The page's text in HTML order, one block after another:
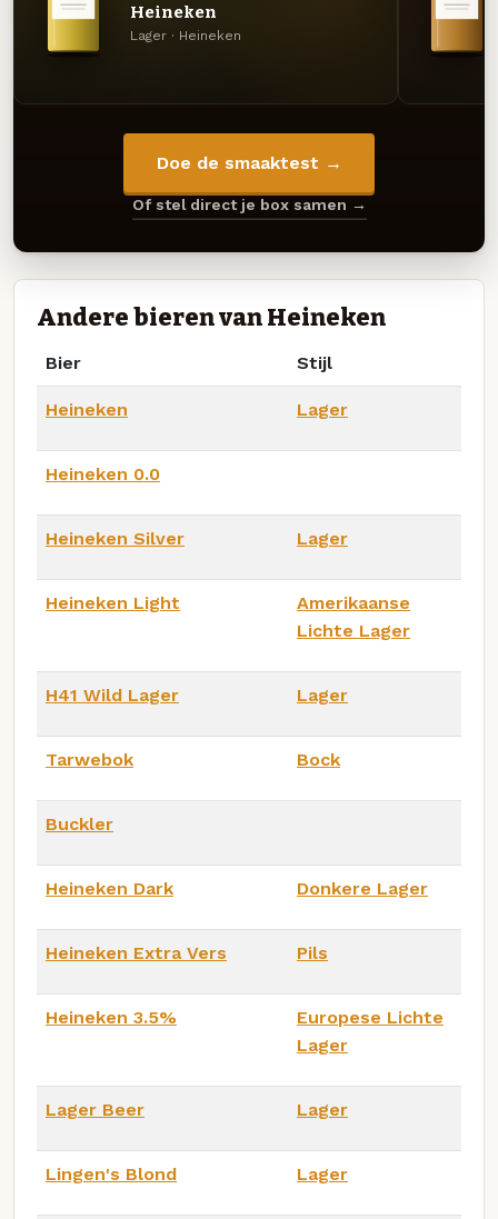
Heineken
Lager · Heineken
Doe de smaaktest →
Of stel direct je box samen →
Andere bieren van Heineken
Bier Stijl
Heineken Lager
Heineken 0.0
Heineken Silver Lager
Heineken Light
Amerikaanse
Lichte Lager
H41 Wild Lager Lager
Tarwebok Bock
Buckler
Heineken Dark Donkere Lager
Heineken Extra Vers Pils
Heineken 3.5%
Europese Lichte
Lager
Lager Beer Lager
Lingen's Blond Lager